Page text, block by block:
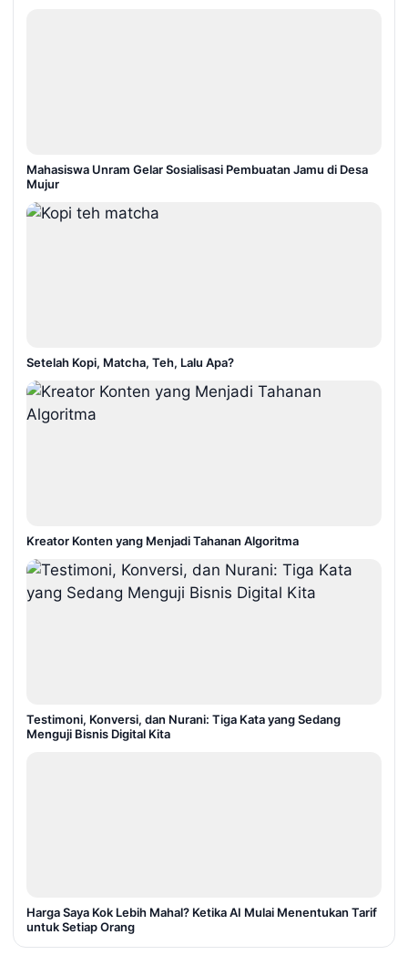
Mahasiswa Unram Gelar Sosialisasi Pembuatan Jamu di Desa
Mujur
Setelah Kopi, Matcha, Teh, Lalu Apa?
Kreator Konten yang Menjadi Tahanan Algoritma
Testimoni, Konversi, dan Nurani: Tiga Kata yang Sedang
Menguji Bisnis Digital Kita
Harga Saya Kok Lebih Mahal? Ketika AI Mulai Menentukan Tarif
untuk Setiap Orang